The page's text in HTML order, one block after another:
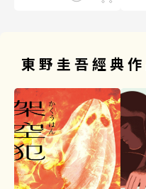
東野圭吾經典